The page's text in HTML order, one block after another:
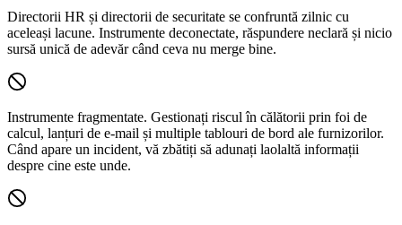
Directorii HR și directorii de securitate se confruntă zilnic cu
aceleași lacune. Instrumente deconectate, răspundere neclară și nicio
sursă unică de adevăr când ceva nu merge bine.
Instrumente fragmentate. Gestionați riscul în călătorii prin foi de
calcul, lanțuri de e-mail și multiple tablouri de bord ale furnizorilor.
Când apare un incident, vă zbătiți să adunați laolaltă informații
despre cine este unde.